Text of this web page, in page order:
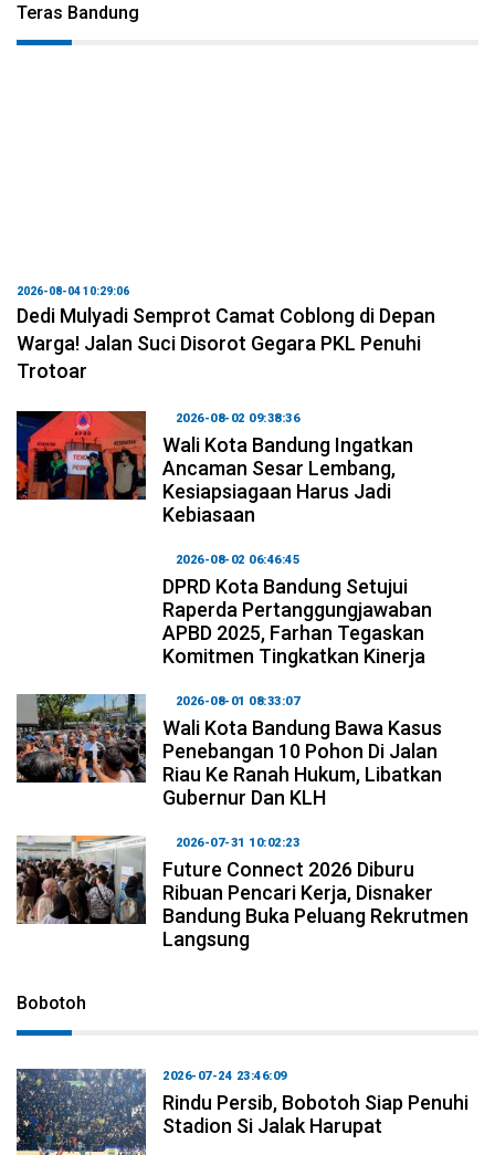
Teras Bandung
2026-08-04 10:29:06
Dedi Mulyadi Semprot Camat Coblong di Depan
Warga! Jalan Suci Disorot Gegara PKL Penuhi
Trotoar
2026-08-02 09:38:36
Wali Kota Bandung Ingatkan
Ancaman Sesar Lembang,
Kesiapsiagaan Harus Jadi
Kebiasaan
2026-08-02 06:46:45
DPRD Kota Bandung Setujui
Raperda Pertanggungjawaban
APBD 2025, Farhan Tegaskan
Komitmen Tingkatkan Kinerja
2026-08-01 08:33:07
Wali Kota Bandung Bawa Kasus
Penebangan 10 Pohon Di Jalan
Riau Ke Ranah Hukum, Libatkan
Gubernur Dan KLH
2026-07-31 10:02:23
Future Connect 2026 Diburu
Ribuan Pencari Kerja, Disnaker
Bandung Buka Peluang Rekrutmen
Langsung
Bobotoh
2026-07-24 23:46:09
Rindu Persib, Bobotoh Siap Penuhi
Stadion Si Jalak Harupat